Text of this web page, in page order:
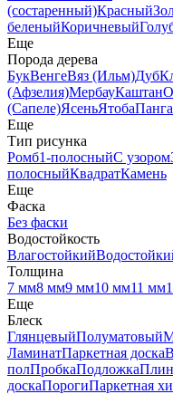
(состаренный)Красный
беленыйКоричневый
Еще
Порода дерева
БукВенгеВяз (Ильм)Дуб
(Афзелия)МербауКаштан
(Сапеле)ЯсеньЯтоба
Еще
Тип рисунка
Ромб1-полосныйС узором
полосныйКвадратКамень
Еще
Фаска
Без фаски
Водостойкость
Влагостойкий
Толщина
7 мм8 мм9 мм10 мм11 мм
Еще
Блеск
ГлянцевыйПолуматовый
ЛаминатПаркетная доска
полПробкаПодложка
доскаПорогиПаркетная